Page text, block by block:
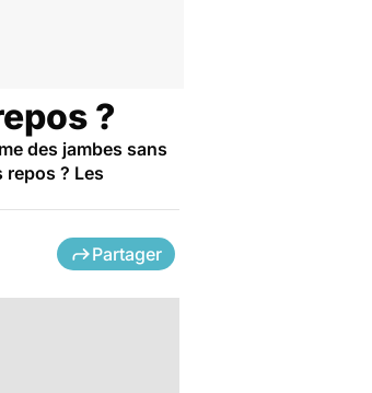
?
des jambes sans
? Les
Partager